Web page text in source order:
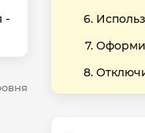
-